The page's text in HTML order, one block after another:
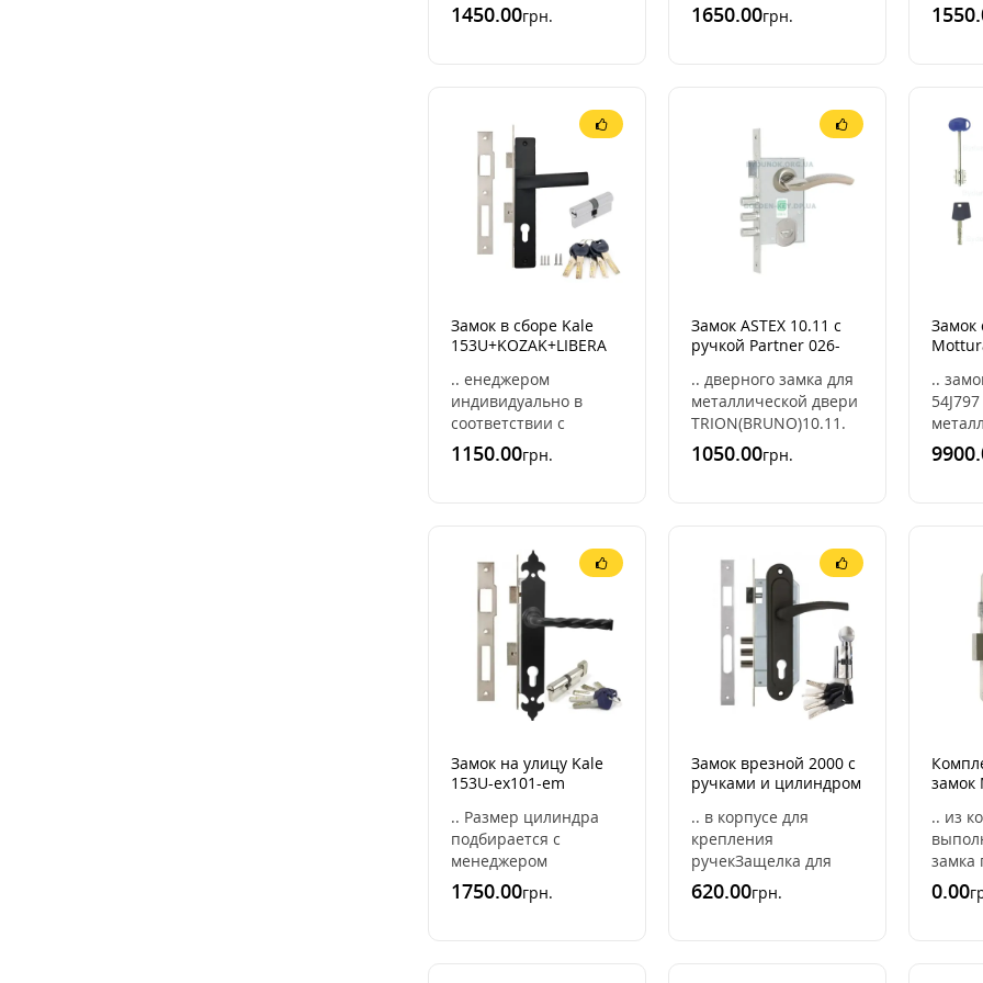
цилиндр Imperial
(kozak) ключ тумблер.
1450.00грн.
калитки,
металлической
1650.00грн.
Замок в сборе Kale
153U+KOZAK+LIBERA
.. енеджером
индивидуально в
соответствии с
параметрами вашей
двери.Замок Кале
1150.00грн.
Замок ASTEX 10.11 с
ручкой Partner 026-
металлической двери
.. дверного замка для
металлической двери
TRION(BRUNO)10.11.
Замок поставляется в
полном комплекте для
1050.00грн.
Замок
..
Замок на улицу Kale
153U-ex101-em
.. Размер цилиндра
подбирается с
менеджером
индивидуально в
соответствии с
1750.00грн.
Замок врезной 2000 с
ручками и цилиндром
(порошок)
.. в корпусе для
крепления
ручекЗащелка для
левых и правых
дверей
620.00грн.
ручки
.. из
замка
0.00